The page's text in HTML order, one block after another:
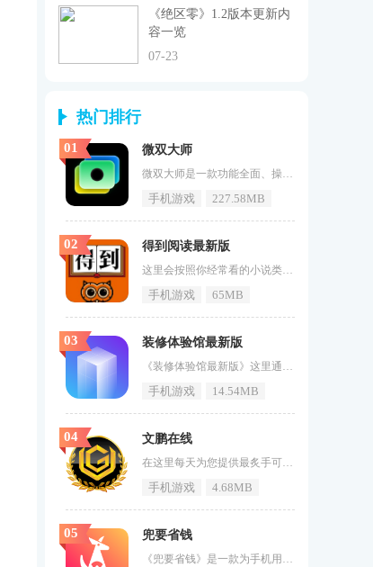
《绝区零》1.2版本更新内
容一览
07-23
热门排行
微双大师
微双大师是一款功能全面、操作简便的图片和视频编辑软件。它集成了多种强大的编辑工具，如一键抠图、拼接长图、自动排版和添加任意文字等，为用户提供了丰富的创作选择。微双大师还支持对单张图片进行修图P图，让用户能够根据自己的喜好进行调整。它还具备音频编辑器、特效和转场效果等功能，为视频添加音乐、音效和录音，以及更有质感的外观。微双大师软件内容1、微双大师是一款全面的图片和视频编辑工具，拥有丰富的功能选项。2、它支持一键抠图，拼接长图，自动排版，添加任意文字等操作。
手机游戏 227.58MB
01
得到阅读最新版
这里会按照你经常看的小说类型为你推荐小说，让你不再没有小说可以阅读。《得到阅读最新版》还有着小说排行榜，你可以去看看最热门的小说都有什么，说不定就找到自己喜欢的小说。得到阅读最新版介绍为大家打造了一个超级实用的免费书城，各个种类的热门小说都有，满足你的阅读喜好；如二次元、穿越时空、科幻、灵异等，应有尽有的小说资源任您浏览，随时随地都可以开始你的追书之路，想看什么就看什么。得到阅读最新版亮点全网热门小说可以随心所欲地阅读，在寻找小说资源时，可以利用书名、作者姓名和关键词
手机游戏 65MB
02
装修体验馆最新版
《装修体验馆最新版》这里通过强大的虚拟现实技术，用户可以在手机上感受到最真实的装饰效果。也可以自己去设计喜欢的装修风格，然后自己去渲染生成，感觉不错就可以按照自己的设计来装修！装修体验馆最新版介绍装修体验馆app是土巴兔推出的一款装修服务软件，通过装修体验馆app你可以查看3d模型，更直观的了解装修方面的细节和信息，并提供了更好的沟通服务。装修体验馆最新版亮点全球实用三维虚拟家居装饰应用。让装修不花一分钱后悔钱！省省心思，提前看效果，看到的就是得到的！节省时间，
手机游戏 14.54MB
03
文鹏在线
在这里每天为您提供最炙手可热的新闻资讯，内容涵盖方方面面。《文鹏在线》是一款新闻资讯阅读赚钱的软件，轻松浏览新闻，还能赚取现金红包，让闲暇时间更有意义。文鹏在线介绍在文鹏在线软内，每天都有丰富的新闻资讯内容发布，用户们在文鹏在线软件内阅读自己喜欢的内容，丰富的新闻资讯内容，涉及到的面非常的广，你喜欢的种类在这里都能轻松的搜索的到，而且阅读新闻就能领取红包奖励哦!文鹏在线特色1、实时更新热门新闻，让你不错过任何一个大事件!新用户直接送现金红包奖励。2、每看一条新闻都
手机游戏 4.68MB
04
兜要省钱
《兜要省钱》是一款为手机用户全新打造的购物商城软件，每天都有各种类型的优惠券可以领取，超多优惠福利以及活动享不停，给你根本想不到的价格，还能超级搜索查询优惠券，轻轻松松就能进行省钱购物。兜要省钱介绍内置专业团队优选，纯人工细心挑选，为你提供最畅销，最人气的商品，并且每人更新淘宝优选好货，多种福利嗨不断；新人注册就能享受0元购福利，多种品牌优选商品任你挑选，进入九块九包邮专区，物美价廉的商品一触即达，还拥有精选特卖汇、超值品牌日等福利活动等着你。兜要省钱特色1、淘宝大额
05